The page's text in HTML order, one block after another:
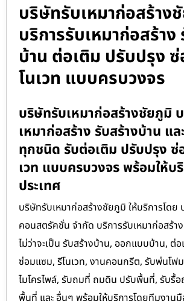
บริษัทรับเหมาก่อสร้าง
บริการรับเหมาก่อสร้าง
บ้าน ต่อเติม ปรับปรุง
โนเวท แบบครบวงจร
บริษัทรับเหมาก่อสร้างชัยภูมิ
เหมาก่อสร้าง รับสร้างบ้าน แ
ทุกชนิด รับต่อเติม ปรับปรุง ซ่
เวท แบบครบวงจร พร้อมให้บ
ประเทศ
บริษัทรับเหมาก่อสร้างชัยภูมิ ให้บริการโดย
คอนสตรัคชั่น จำกัด บริการรับเหมาก่อสร้า
ไม่ว่าจะเป็น รับสร้างบ้าน, ออกแบบบ้าน, ต่
ซ่อมแซม, รีโนเวท, งานคอนกรีต, รับพ่นโฟ
ไมโครไพล์, รับถมที่ ถมดิน ปรับพื้นที่, รับรื้อ